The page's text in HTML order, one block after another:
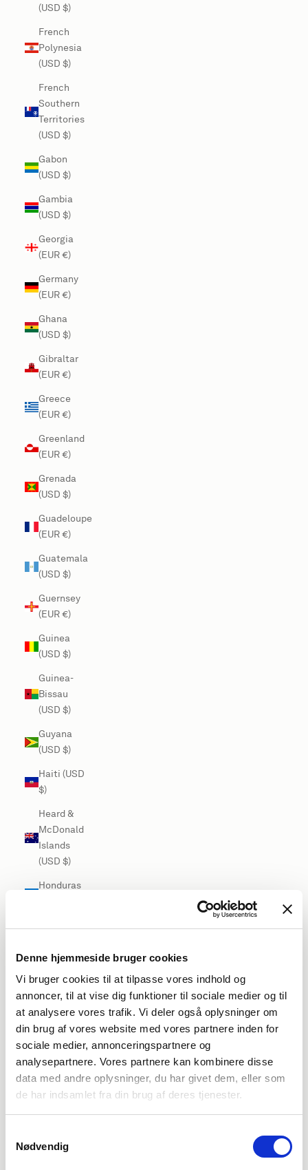
Denne hjemmeside bruger cookies
Vi bruger cookies til at tilpasse vores indhold og
annoncer, til at vise dig funktioner til sociale medier og til
at analysere vores trafik. Vi deler også oplysninger om
din brug af vores website med vores partnere inden for
sociale medier, annonceringspartnere og
analysepartnere. Vores partnere kan kombinere disse
data med andre oplysninger, du har givet dem, eller som
de har indsamlet fra din brug af deres tjenester.
Nødvendig
(USD $)
French
Polynesia
(USD $)
French
Southern
Territories
(USD $)
Gabon
(USD $)
Gambia
(USD $)
Georgia
(EUR €)
Germany
(EUR €)
Ghana
(USD $)
Gibraltar
(EUR €)
Greece
(EUR €)
Greenland
(EUR €)
Grenada
(USD $)
Guadeloupe
(EUR €)
Guatemala
(USD $)
Guernsey
(EUR €)
Guinea
(USD $)
Guinea-
Bissau
(USD $)
Guyana
(USD $)
Haiti (USD
$)
Heard &
McDonald
Islands
(USD $)
Honduras
$)
Hungary
(EUR €)
Iceland
(USD $)
India (USD
$)
Indonesia
(USD $)
Iraq (USD